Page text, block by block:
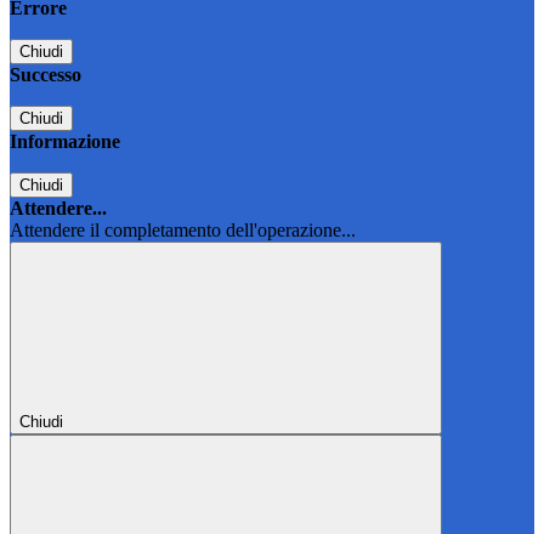
Errore
Chiudi
Successo
Chiudi
Informazione
Chiudi
Attendere...
Attendere il completamento dell'operazione...
Chiudi